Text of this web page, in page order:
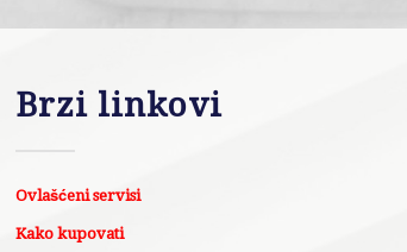
Brzi linkovi
Ovlašćeni servisi
Kako kupovati